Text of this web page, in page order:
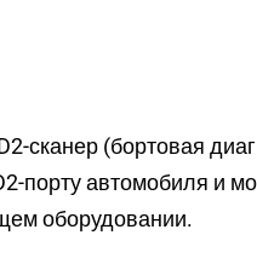
сканер (бортовая
порту автомобиля и
оборудовании.